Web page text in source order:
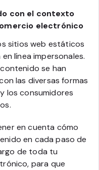
con el contexto
electrónico
sitios web estáticos
línea impersonales.
se han
las diversas formas
los consumidores
en cuenta cómo
en cada paso de
de toda tu
para que